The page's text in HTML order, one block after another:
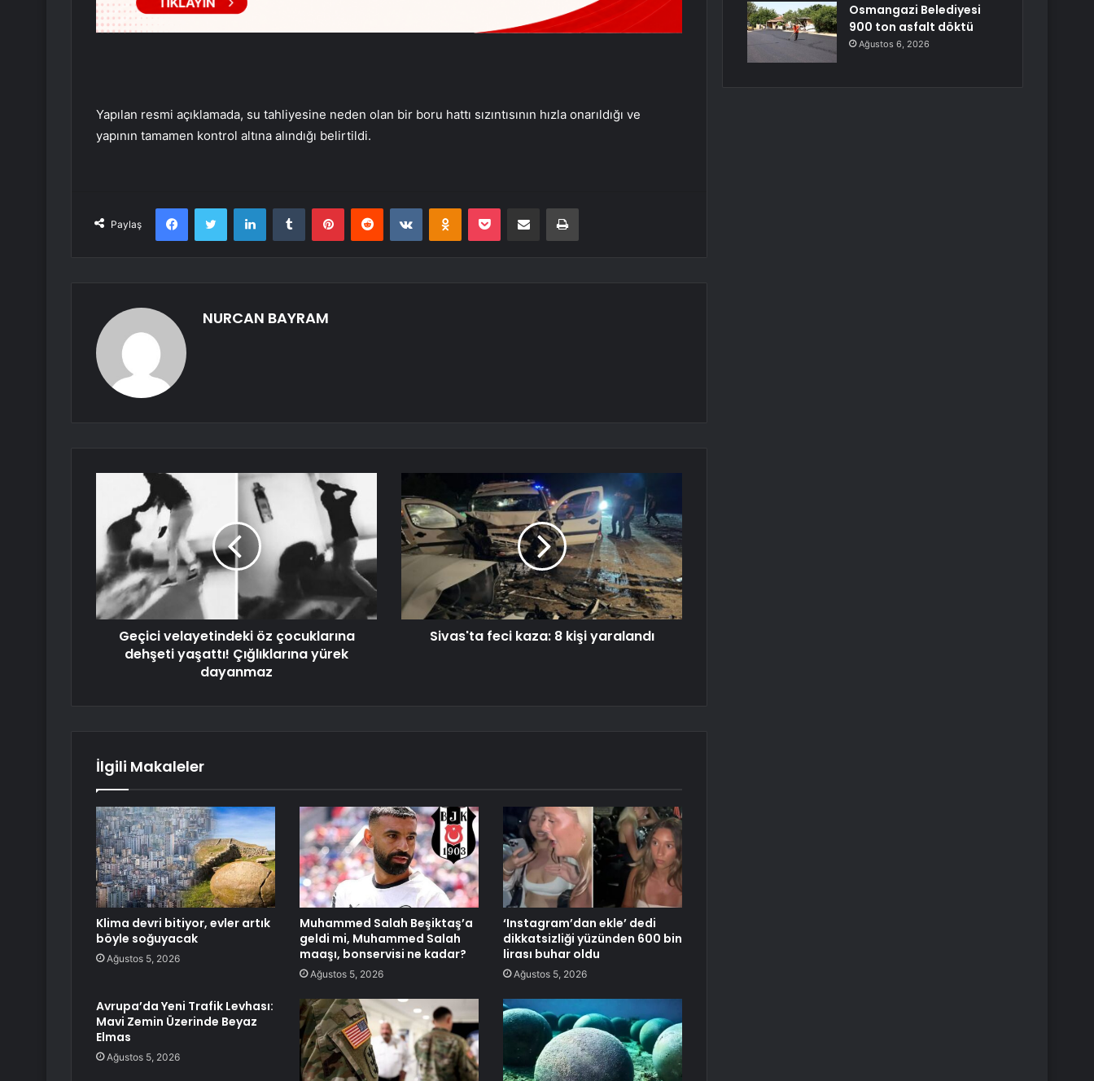
Yapılan resmi açıklamada, su tahliyesine neden olan bir boru hattı sızıntısının hızla onarıldığı ve
yapının tamamen kontrol altına alındığı belirtildi.
Paylaş
FacebookTwitter LinkedInTumblr PinterestReddit VKontakteOdnoklassniki
Pocket E-Posta ile paylaş Yazdır
NURCAN BAYRAM
Geçici velayetindeki öz çocuklarına
dehşeti yaşattı! Çığlıklarına yürek
dayanmaz
Sivas'ta feci kaza: 8 kişi yaralandı
İlgili Makaleler
Klima devri bitiyor, evler artık
böyle soğuyacak
Ağustos 5, 2026
Muhammed Salah Beşiktaş’a
geldi mi, Muhammed Salah
maaşı, bonservisi ne kadar?
Ağustos 5, 2026
‘Instagram’dan ekle’ dedi
dikkatsizliği yüzünden 600 bin
lirası buhar oldu
Ağustos 5, 2026
Avrupa’da Yeni Trafik Levhası:
Mavi Zemin Üzerinde Beyaz
Elmas
Ağustos 5, 2026
Osmangazi Belediyesi
900 ton asfalt döktü
Ağustos 6, 2026